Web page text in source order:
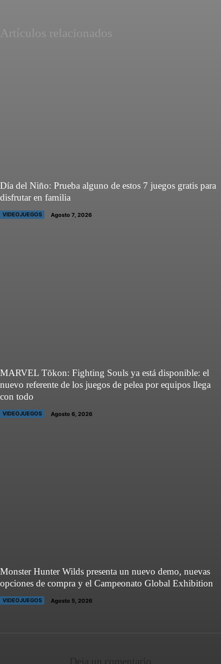
Artículos relacionados
Día del Niño: Prueba alguno de estos 7 juegos gratis para
disfrutar en familia
VIDEOJUEGOS Agosto 7, 2026
MARVEL Tōkon: Fighting Souls ya está disponible: el
nuevo referente de los juegos de pelea por equipos llega
con todo
VIDEOJUEGOS Agosto 6, 2026
Monster Hunter Wilds presenta un nuevo demo, nuevas
opciones de compra y el Campeonato Global Exhibition
VIDEOJUEGOS Agosto 5, 2026